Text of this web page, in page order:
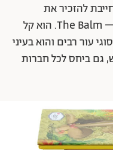
להזכיר את
ששייך לאותו מותג – The Balm. הוא קל
עור רבים והוא בעיני
גם ביחס לכל חברות